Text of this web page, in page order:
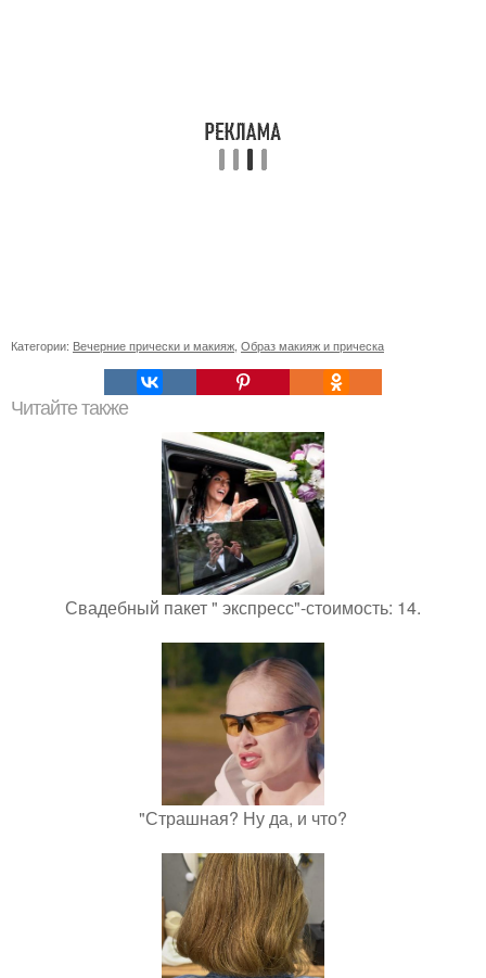
Категории: Вечерние прически и макияж Образ макияж и прическа
Читайте также
Свадебный пакет " экспресс"-стоимость: 14.
"Страшная? Ну да, и что?